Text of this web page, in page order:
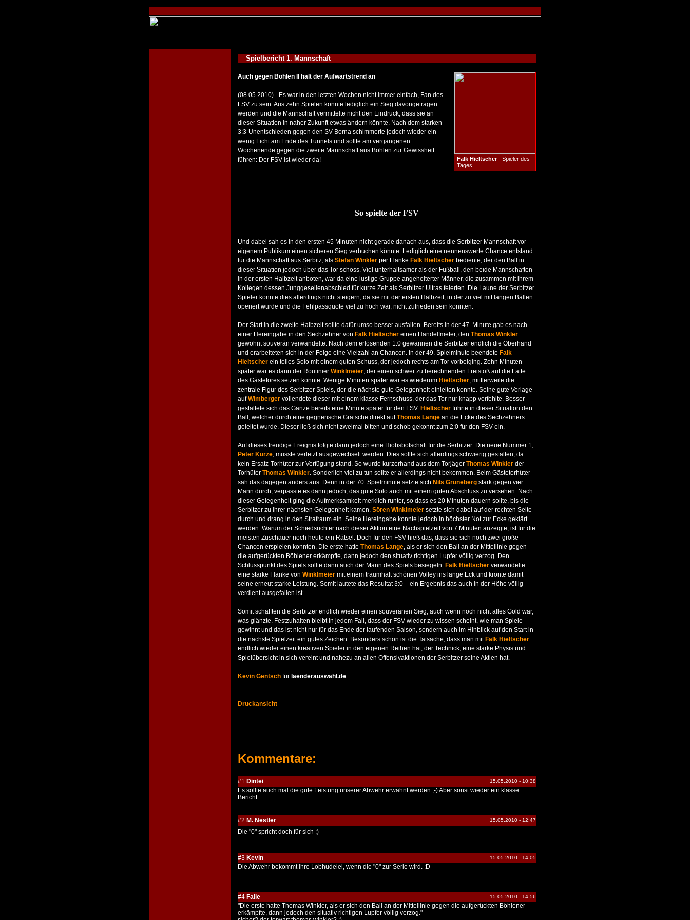
Spielbericht 1. Mannschaft
Auch gegen Böhlen II hält der Aufwärtstrend an
(08.05.2010) - Es war in den letzten Wochen nicht immer einfach, Fan des
FSV zu sein. Aus zehn Spielen konnte lediglich ein Sieg davongetragen
werden und die Mannschaft vermittelte nicht den Eindruck, dass sie an
dieser Situation in naher Zukunft etwas ändern könnte. Nach dem starken
3:3-Unentschieden gegen den SV Borna schimmerte jedoch wieder ein
wenig Licht am Ende des Tunnels und sollte am vergangenen
Wochenende gegen die zweite Mannschaft aus Böhlen zur Gewissheit
führen: Der FSV ist wieder da!
Falk Hieltscher- Spieler des
Tages
So spielte der FSV
Und dabei sah es in den ersten 45 Minuten nicht gerade danach aus, dass die Serbitzer Mannschaft vor
eigenem Publikum einen sicheren Sieg verbuchen könnte. Lediglich eine nennenswerte Chance entstand
für die Mannschaft aus Serbitz, als Stefan Winkler per Flanke Falk Hieltscher bediente, der den Ball in
dieser Situation jedoch über das Tor schoss. Viel unterhaltsamer als der Fußball, den beide Mannschaften
in der ersten Halbzeit anboten, war da eine lustige Gruppe angeheiterter Männer, die zusammen mit ihrem
Kollegen dessen Junggesellenabschied für kurze Zeit als Serbitzer Ultras feierten. Die Laune der Serbitzer
Spieler konnte dies allerdings nicht steigern, da sie mit der ersten Halbzeit, in der zu viel mit langen Bällen
operiert wurde und die Fehlpassquote viel zu hoch war, nicht zufrieden sein konnten.
Der Start in die zweite Halbzeit sollte dafür umso besser ausfallen. Bereits in der 47. Minute gab es nach
einer Hereingabe in den Sechzehner von Falk Hieltscher einen Handelfmeter, den Thomas Winkler
gewohnt souverän verwandelte. Nach dem erlösenden 1:0 gewannen die Serbitzer endlich die Oberhand
und erarbeiteten sich in der Folge eine Vielzahl an Chancen. In der 49. Spielminute beendete Falk
Hieltscher ein tolles Solo mit einem guten Schuss, der jedoch rechts am Tor vorbeiging. Zehn Minuten
später war es dann der Routinier Winklmeier, der einen schwer zu berechnenden Freistoß auf die Latte
des Gästetores setzen konnte. Wenige Minuten später war es wiederum Hieltscher, mittlerweile die
zentrale Figur des Serbitzer Spiels, der die nächste gute Gelegenheit einleiten konnte. Seine gute Vorlage
aufWimberger vollendete dieser mit einem klasse Fernschuss, der das Tor nur knapp verfehlte. Besser
gestaltete sich das Ganze bereits eine Minute später für den FSV. Hieltscher führte in dieser Situation den
Ball, welcher durch eine gegnerische Grätsche direkt aufThomas Lange an die Ecke des Sechzehners
geleitet wurde. Dieser ließ sich nicht zweimal bitten und schob gekonnt zum 2:0 für den FSV ein.
Auf dieses freudige Ereignis folgte dann jedoch eine Hiobsbotschaft für die Serbitzer: Die neue Nummer 1,
Peter Kurze, musste verletzt ausgewechselt werden. Dies sollte sich allerdings schwierig gestalten, da
kein Ersatz-Torhüter zur Verfügung stand. So wurde kurzerhand aus dem Torjäger Thomas Winkler der
Torhüter Thomas Winkler. Sonderlich viel zu tun sollte er allerdings nicht bekommen. Beim Gästetorhüter
sah das dagegen anders aus. Denn in der 70. Spielminute setzte sich Nils Grüneberg stark gegen vier
Mann durch, verpasste es dann jedoch, das gute Solo auch mit einem guten Abschluss zu versehen. Nach
dieser Gelegenheit ging die Aufmerksamkeit merklich runter, so dass es 20 Minuten dauern sollte, bis die
Serbitzer zu ihrer nächsten Gelegenheit kamen. Sören Winklmeier setzte sich dabei auf der rechten Seite
durch und drang in den Strafraum ein. Seine Hereingabe konnte jedoch in höchster Not zur Ecke geklärt
werden. Warum der Schiedsrichter nach dieser Aktion eine Nachspielzeit von 7 Minuten anzeigte, ist für die
meisten Zuschauer noch heute ein Rätsel. Doch für den FSV hieß das, dass sie sich noch zwei große
Chancen erspielen konnten. Die erste hatte Thomas Lange, als er sich den Ball an der Mittellinie gegen
die aufgerückten Böhlener erkämpfte, dann jedoch den situativ richtigen Lupfer völlig verzog. Den
Schlusspunkt des Spiels sollte dann auch der Mann des Spiels besiegeln. Falk Hieltscher verwandelte
eine starke Flanke von Winklmeier mit einem traumhaft schönen Volley ins lange Eck und krönte damit
seine erneut starke Leistung. Somit lautete das Resultat 3:0 – ein Ergebnis das auch in der Höhe völlig
verdient ausgefallen ist.
Somit schafften die Serbitzer endlich wieder einen souveränen Sieg, auch wenn noch nicht alles Gold war,
was glänzte. Festzuhalten bleibt in jedem Fall, dass der FSV wieder zu wissen scheint, wie man Spiele
gewinnt und das ist nicht nur für das Ende der laufenden Saison, sondern auch im Hinblick auf den Start in
die nächste Spielzeit ein gutes Zeichen. Besonders schön ist die Tatsache, dass man mit Falk Hieltscher
endlich wieder einen kreativen Spieler in den eigenen Reihen hat, der Technick, eine starke Physis und
Spielübersicht in sich vereint und nahezu an allen Offensivaktionen der Serbitzer seine Aktien hat.
Kevin Gentsch für laenderauswahl.de
Druckansicht
Kommentare:
#1 Dintei 15.05.2010 - 10:38
Es sollte auch mal die gute Leistung unserer Abwehr erwähnt werden ;-) Aber sonst wieder ein klasse
Bericht
#2 M. Nestler 15.05.2010 - 12:47
Die "0" spricht doch für sich ;)
#3 Kevin 15.05.2010 - 14:05
Die Abwehr bekommt ihre Lobhudelei, wenn die "0" zur Serie wird. :D
#4 Falle 15.05.2010 - 14:56
"Die erste hatte Thomas Winkler, als er sich den Ball an der Mittellinie gegen die aufgerückten Böhlener
erkämpfte, dann jedoch den situativ richtigen Lupfer völlig verzog."